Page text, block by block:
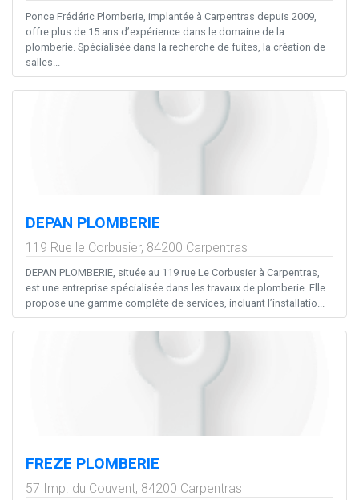
Ponce Frédéric Plomberie, implantée à Carpentras depuis 2009,
offre plus de 15 ans d’expérience dans le domaine de la
plomberie. Spécialisée dans la recherche de fuites, la création de
salles...
DEPAN PLOMBERIE
119 Rue le Corbusier, 84200 Carpentras
DEPAN PLOMBERIE, située au 119 rue Le Corbusier à Carpentras,
est une entreprise spécialisée dans les travaux de plomberie. Elle
propose une gamme complète de services, incluant l’installatio...
FREZE PLOMBERIE
57 Imp. du Couvent, 84200 Carpentras